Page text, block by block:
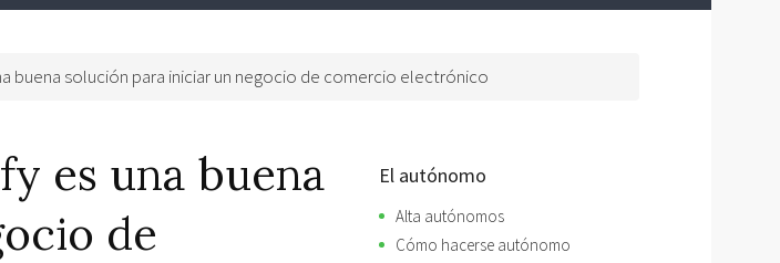
buena solución para iniciar un negocio de comercio electrónico
es una buena
de
El autónomo
Alta autónomos
Cómo hacerse autónomo